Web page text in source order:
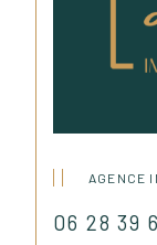
AGENCE
06 28 39